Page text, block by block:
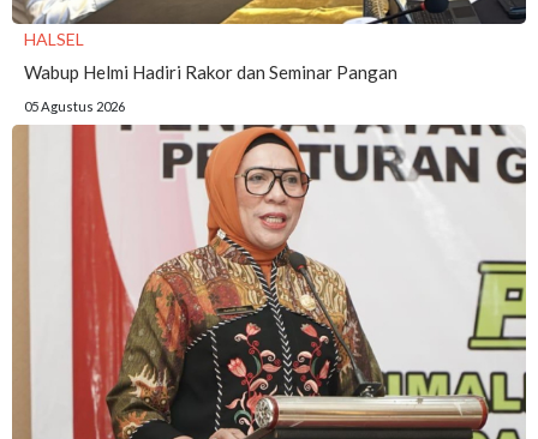
HALSEL
Wabup Helmi Hadiri Rakor dan Seminar Pangan
05 Agustus 2026